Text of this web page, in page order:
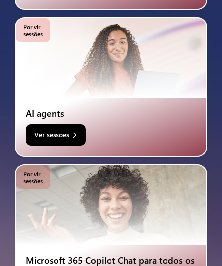
Por vir
sessões
AI agents
Ver sessões
Por vir
sessões
Microsoft 365 Copilot Chat para todos os